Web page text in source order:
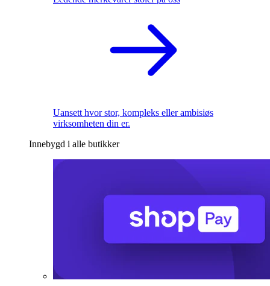
Uansett hvor stor, kompleks eller ambisiøs
virksomheten din er.
Innebygd i alle butikker